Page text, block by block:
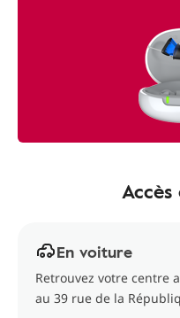
En voiture
Retrouvez votre centre
au 39 rue de la